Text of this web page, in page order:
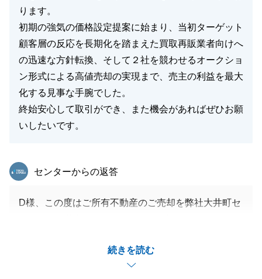
ります。
初期の強気の価格設定提案に始まり、当初ターゲット
顧客層の反応を長期化を踏まえた買取再販業者向けへ
の迅速な方針転換、そして２社を競わせるオークショ
ン形式による高値売却の実現まで、売主の利益を最大
化する見事な手腕でした。
終始安心して取引ができ、また機会があればぜひお願
いしたいです。
続きを読む
東急リバブル
センターからの返答
D様、この度はご所有不動産のご売却を弊社大井町セ
Ｄ様のお部屋は眺望や日照が大井町エリアの物件の中
でも凄く良いお部屋でしたので自信を持って販売をす